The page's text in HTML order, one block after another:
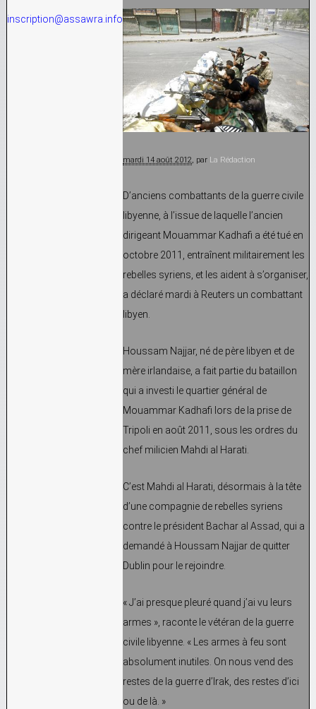
inscription@assawra.info
mardi 14 août 2012, par La Rédaction
D’anciens combattants de la guerre civile
libyenne, à l’issue de laquelle l’ancien
dirigeant Mouammar Kadhafi a été tué en
octobre 2011, entraînent militairement les
rebelles syriens, et les aident à s’organiser,
a déclaré mardi à Reuters un combattant
libyen.
Houssam Najjar, né de père libyen et de
mère irlandaise, a fait partie du bataillon
qui a investi le quartier général de
Mouammar Kadhafi lors de la prise de
Tripoli en août 2011, sous les ordres du
chef milicien Mahdi al Harati.
C’est Mahdi al Harati, désormais à la tête
d’une compagnie de rebelles syriens
contre le président Bachar al Assad, qui a
demandé à Houssam Najjar de quitter
Dublin pour le rejoindre.
« J’ai presque pleuré quand j’ai vu leurs
armes », raconte le vétéran de la guerre
civile libyenne. « Les armes à feu sont
absolument inutiles. On nous vend des
restes de la guerre d’Irak, des restes d’ici
ou de là. »